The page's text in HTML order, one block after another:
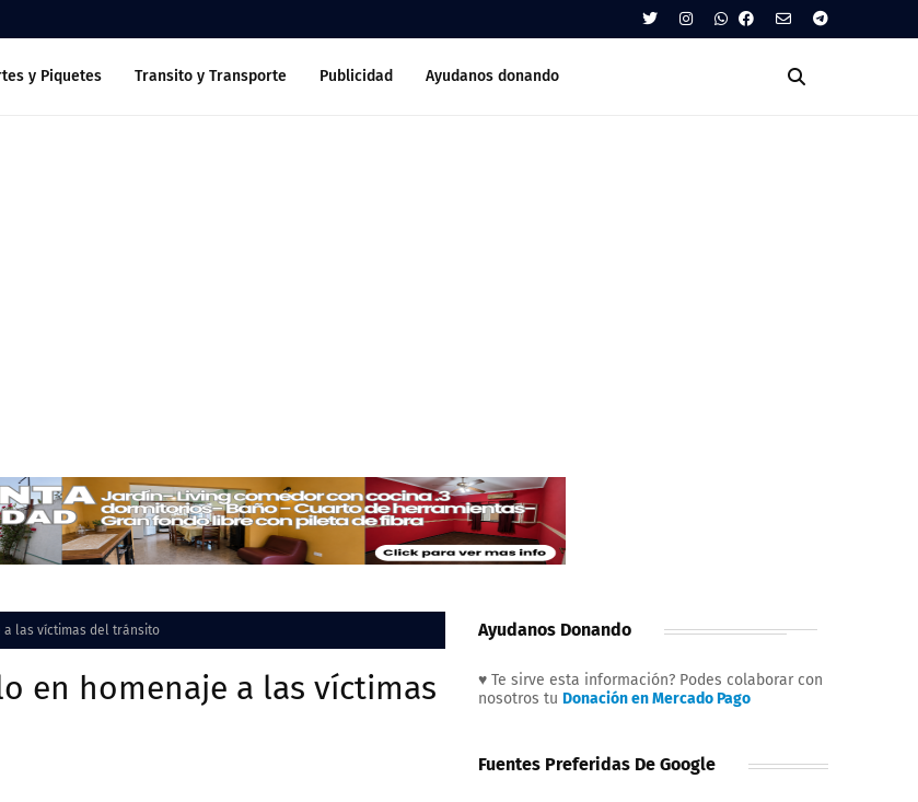
y Piquetes Transito y Transporte Publicidad Ayudanos donando
a las víctimas del tránsito
en homenaje a las víctimas
Ayudanos Donando
♥ Te sirve esta información? Podes colaborar con
nosotros tu Donación en Mercado Pago
Fuentes Preferidas De Google